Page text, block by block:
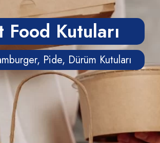
Food Kutuları
Pide, Dürüm Kutuları